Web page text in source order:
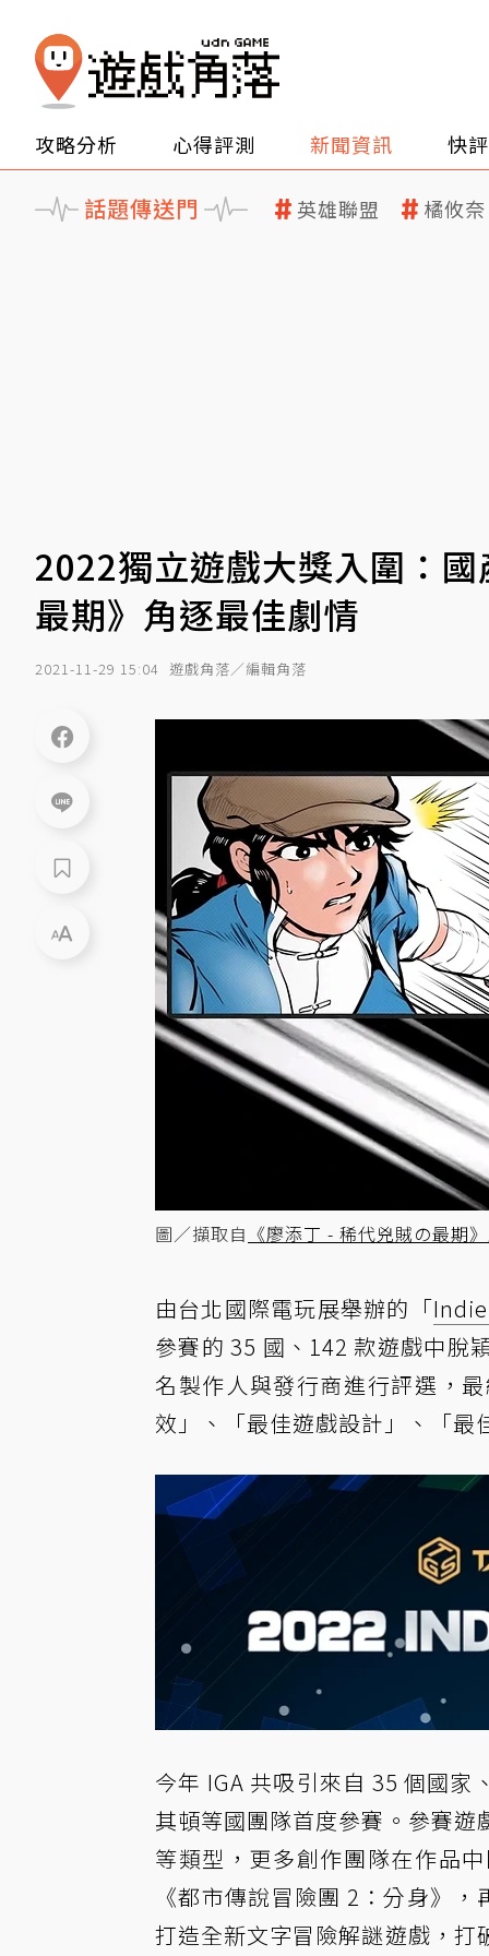
攻略分析 心得評測 新聞資訊 快
話題傳送門 英雄聯盟 橘攸奈
2022獨立遊戲大獎入圍：
最期》角逐最佳劇情
2021-11-29 15:04 遊戲角落／編輯角落
圖／擷取自 《廖添丁 - 稀代兇賊の最期
由台北國際電玩展舉辦的「
參賽的 35 國、142 款遊戲中脫
名製作人與發行商進行評選，
效」、「最佳遊戲設計」、「
今年 IGA 共吸引來自 35 個國
其頓等國團隊首度參賽。參賽
等類型，更多創作團隊在作品
《都市傳說冒險團 2：分身》
打造全新文字冒險解謎遊戲，